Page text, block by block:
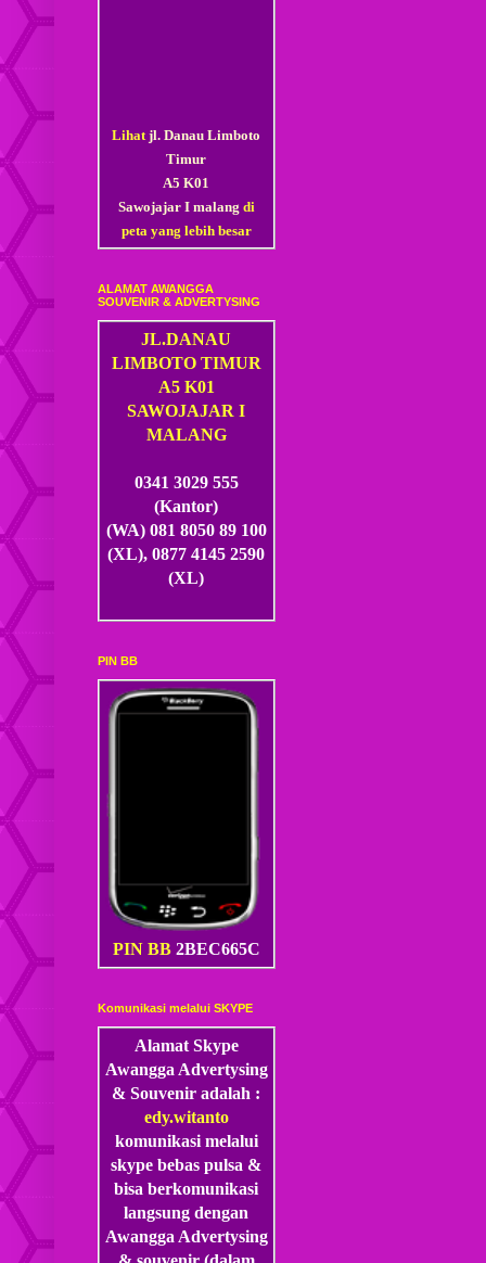
Lihatjl. Danau Limboto
Timur
A5 K01
Sawojajar I malang di
peta yang lebih besar
ALAMAT AWANGGA
SOUVENIR & ADVERTYSING
JL.DANAU
LIMBOTO TIMUR
A5 K01
SAWOJAJAR I
MALANG
0341 3029 555
(Kantor)
(WA) 081 8050 89 100
(XL), 0877 4145 2590
(XL)
PIN BB
PIN BB 2BEC665C
Komunikasi melalui SKYPE
Alamat Skype
Awangga Advertysing
& Souvenir adalah :
edy.witanto
komunikasi melalui
skype bebas pulsa &
bisa berkomunikasi
langsung dengan
Awangga Advertysing